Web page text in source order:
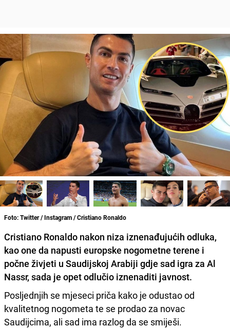
Foto: Twitter / Instagram / Cristiano Ronaldo
Cristiano Ronaldo nakon niza iznenađujućih odluka,
kao one da napusti europske nogometne terene i
počne živjeti u Saudijskoj Arabiji gdje sad igra za Al
Nassr, sada je opet odlučio iznenaditi javnost.
Posljednjih se mjeseci priča kako je odustao od
kvalitetnog nogometa te se prodao za novac
Saudijcima, ali sad ima razlog da se smiješi.